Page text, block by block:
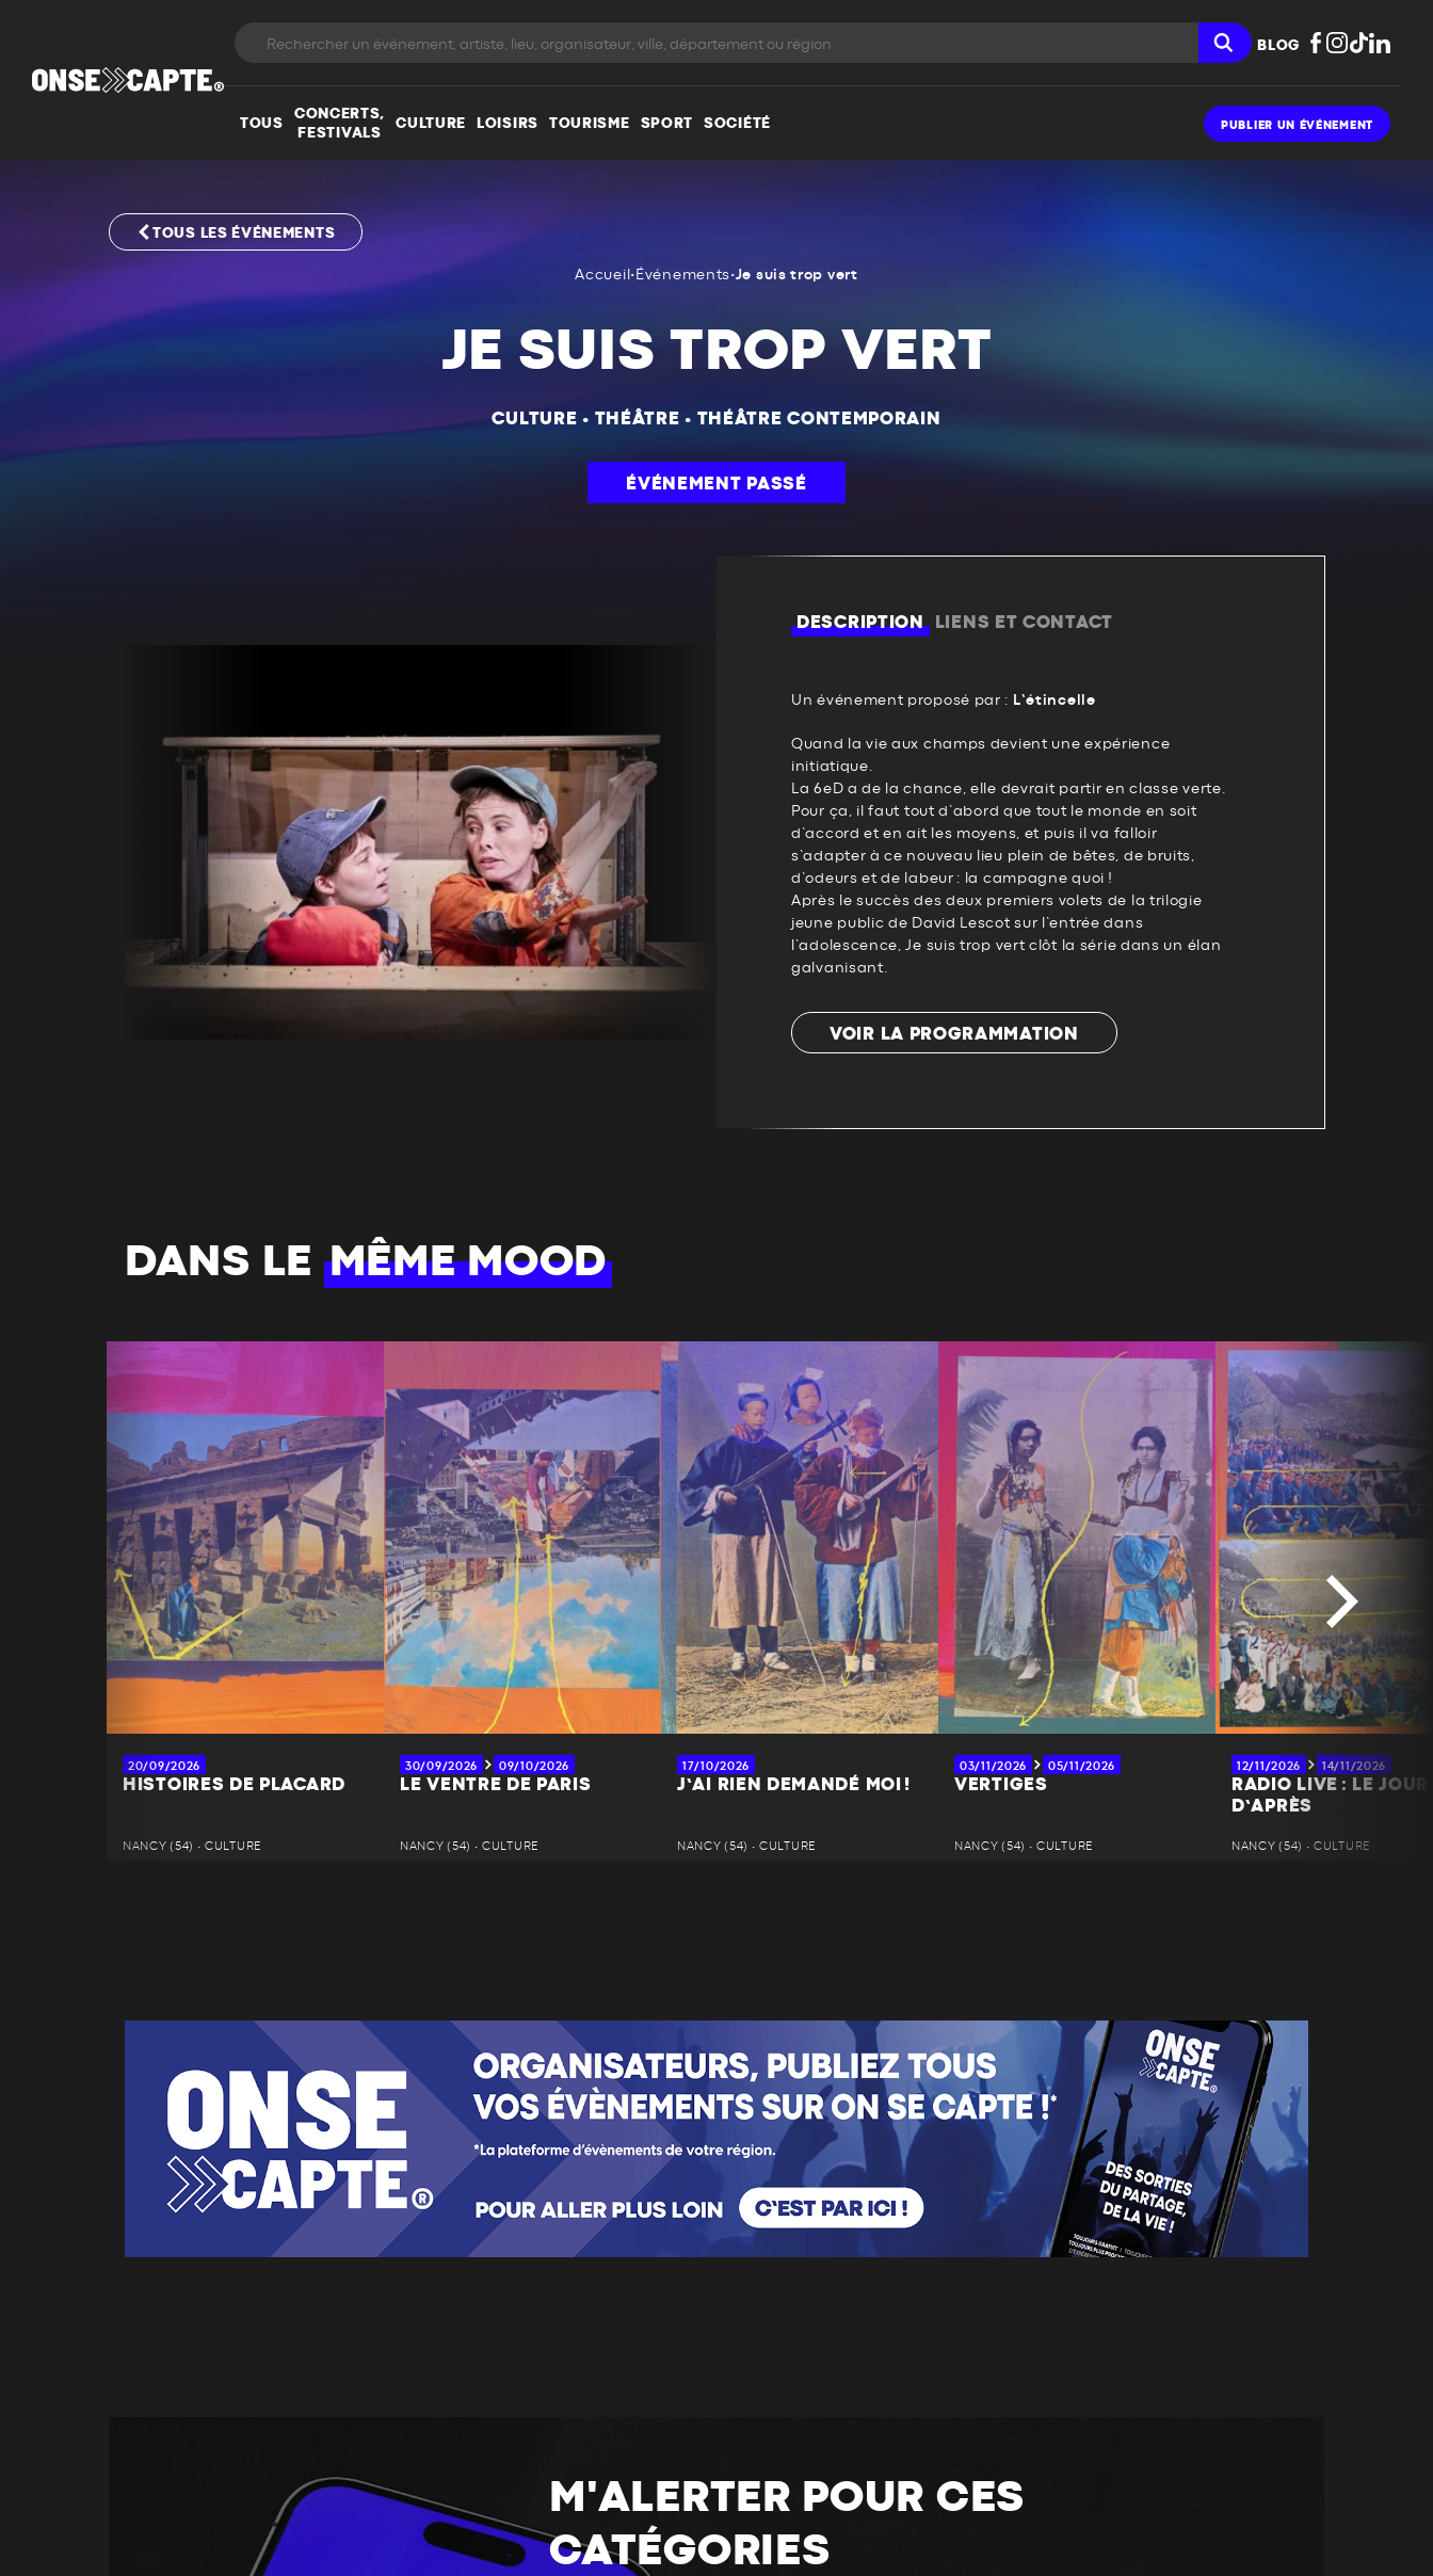
BLOG
TOUS
CONCERTS,
FESTIVALS
CULTURE LOISIRS TOURISME SPORT SOCIÉTÉ PUBLIER UN ÉVÉNEMENT
TOUS LES ÉVÉNEMENTS
Accueil • Événements•Je suis trop vert
JE SUIS TROP VERT
CULTURE • THÉÂTRE • THÉÂTRE CONTEMPORAIN
ÉVÉNEMENT PASSÉ
DESCRIPTION LIENS ET CONTACT
Un événement proposé par : L’étincelle
Quand la vie aux champs devient une expérience
initiatique.
La 6eD a de la chance, elle devrait partir en classe verte.
Pour ça, il faut tout d’abord que tout le monde en soit
d’accord et en ait les moyens, et puis il va falloir
s’adapter à ce nouveau lieu plein de bêtes, de bruits,
d’odeurs et de labeur : la campagne quoi !
Après le succès des deux premiers volets de la trilogie
jeune public de David Lescot sur l’entrée dans
l’adolescence, Je suis trop vert clôt la série dans un élan
galvanisant.
VOIR LA PROGRAMMATION
DANS LE MÊME MOOD
20/09/2026
HISTOIRES DE PLACARD
NANCY (54) • CULTURE
30/09/2026 09/10/2026
LE VENTRE DE PARIS
NANCY (54) • CULTURE
17/10/2026
J’AI RIEN DEMANDÉ MOI !
NANCY (54) • CULTURE
03/11/2026 05/11/2026
VERTIGES
NANCY (54) • CULTURE
12/11/2026 14/11/2026
RADIO LIVE : LE JOUR
D’APRÈS
NANCY (54) • CULTURE
M'ALERTER POUR CES
CATÉGORIES